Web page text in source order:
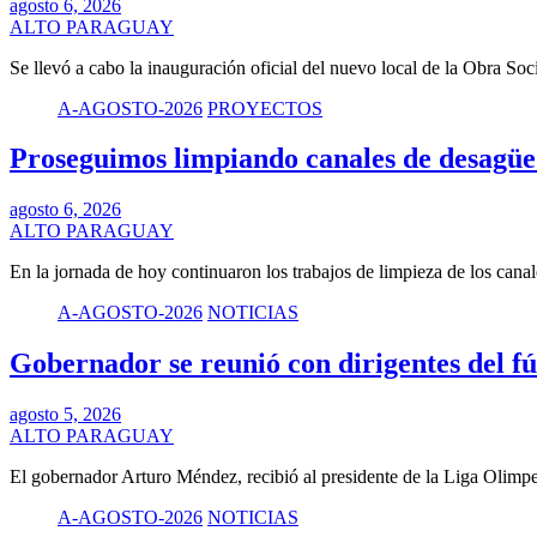
agosto 6, 2026
ALTO PARAGUAY
Se llevó a cabo la inauguración oficial del nuevo local de la Obra
A-AGOSTO-2026 PROYECTOS
Proseguimos limpiando canales de
agosto 6, 2026
ALTO PARAGUAY
En la jornada de hoy continuaron los trabajos de limpieza de los
A-AGOSTO-2026 NOTICIAS
Gobernador se reunió con dirigentes del
agosto 5, 2026
ALTO PARAGUAY
El gobernador Arturo Méndez, recibió al presidente de la Liga
A-AGOSTO-2026 NOTICIAS